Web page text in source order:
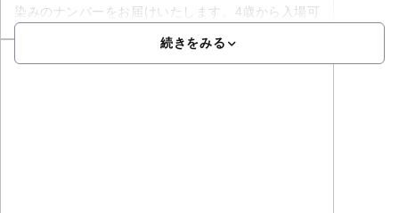
染みのナンバーをお届けいたします。4歳から入場可
続きをみる